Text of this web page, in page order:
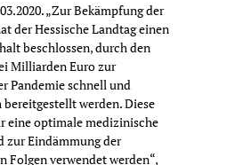
„Zur Bekämpfung der
der Hessische Landtag einen
beschlossen, durch den
Milliarden Euro zur
Pandemie schnell und
werden. Diese
eine optimale medizinische
zur Eindämmung der
Folgen verwendet werden“,